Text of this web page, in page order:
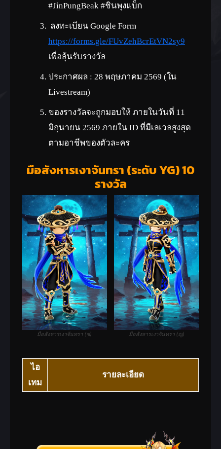
Tier 2:
50,000
ยาเทพไร้มลทิน(1 วัน)
(กิจกรรม)
มีคุณสมบัติโอสถแห่งสวรรค์(G), ยา
ทิพย์โอสถ,ยาเปลี่ยนร่างอาวุธทะเล
ลึก,ยาคุ้มจิต
(ไอเทมไม่สามารถแลกเปลี่ยนได้)
Tier 3:
100,000
ชุดคลุมเทพปีศาจโลหิต
(Event)
โลหิตคลั่ง” เท่านั้น)
150,000
ID
ปีกเทพปีศาจโลหิต (Event)
(ไอเทมได้รับเฉพาะ “เซิร์ฟเวอร์ อสูร
โลหิตคลั่ง” เท่านั้น)
#JinPungBeak #ชินพุงแบ็ก
ลงทะเบียน Google Form
https://forms.gle/FUvZehBcrEtVN2sy9
เพื่อลุ้นรับรางวัล
ประกาศผล : 28 พฤษภาคม 2569 (ใน
Livestream)
ของรางวัลจะถูกมอบให้ ภายในวันที่ 11
มิถุนายน 2569 ภายใน ID ที่มีเลเวลสูงสุด
ตามอาชีพของตัวละคร
มือสังหารเงาจันทรา (ระดับ YG) 10
รางวัล
มือสังหารเงาจันทรา (ช) มือสังหารเงาจันทรา (ญ)
ไอ
เทม
รายละเอียด